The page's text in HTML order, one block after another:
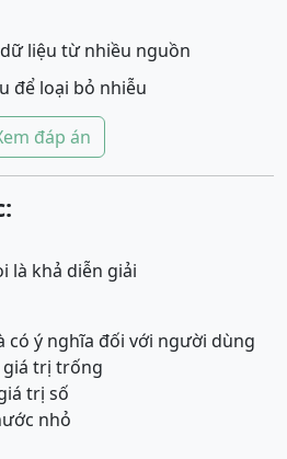
liệu từ nhiều nguồn
để loại bỏ nhiễu
đáp án
là khả diễn giải
có ý nghĩa đối với người dùng
giá trị trống
trị số
nhỏ